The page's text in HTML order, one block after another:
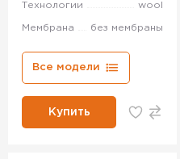
Технологии wool
Мембрана без мембраны
Все модели
Купить